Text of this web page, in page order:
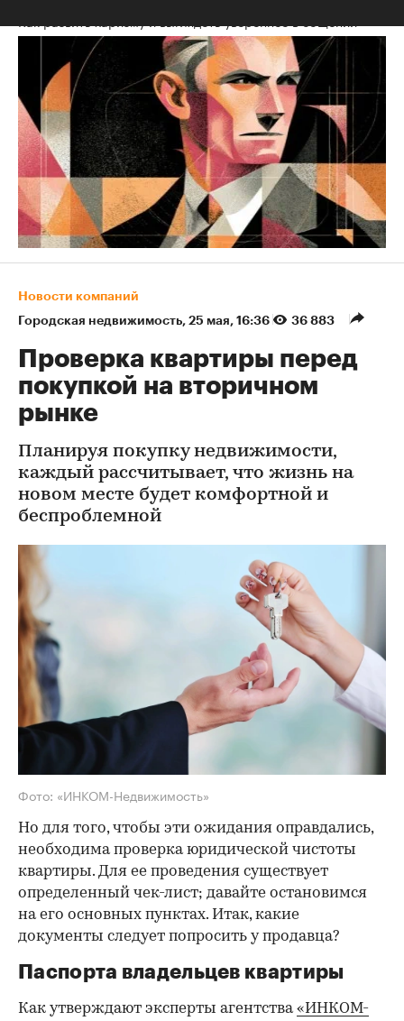
Новости компаний
Городская недвижимость⁠, 25 мая, 16:36 36 883
Проверка квартиры перед
покупкой на вторичном
рынке
Планируя покупку недвижимости,
каждый рассчитывает, что жизнь на
новом месте будет комфортной и
беспроблемной
Фото: «ИНКОМ-Недвижимость»
Но для того, чтобы эти ожидания оправдались,
необходима проверка юридической чистоты
квартиры. Для ее проведения существует
определенный чек-лист; давайте остановимся
на его основных пунктах. Итак, какие
документы следует попросить у продавца?
Паспорта владельцев квартиры
Как утверждают эксперты агентства«ИНКОМ-